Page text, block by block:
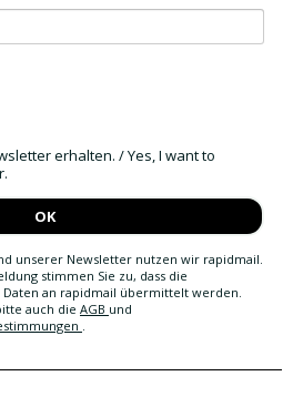
erhalten. / Yes, I want to
OK
unserer Newsletter nutzen wir rapidmail.
stimmen Sie zu, dass die
Daten an rapidmail übermittelt werden.
auch die AGB und
.